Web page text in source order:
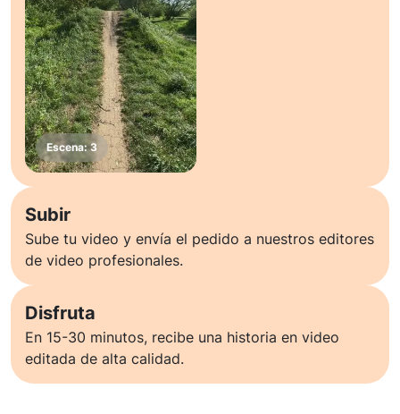
Subir
Sube tu video y envía el pedido a nuestros editores
de video profesionales.
Disfruta
En 15-30 minutos, recibe una historia en video
editada de alta calidad.